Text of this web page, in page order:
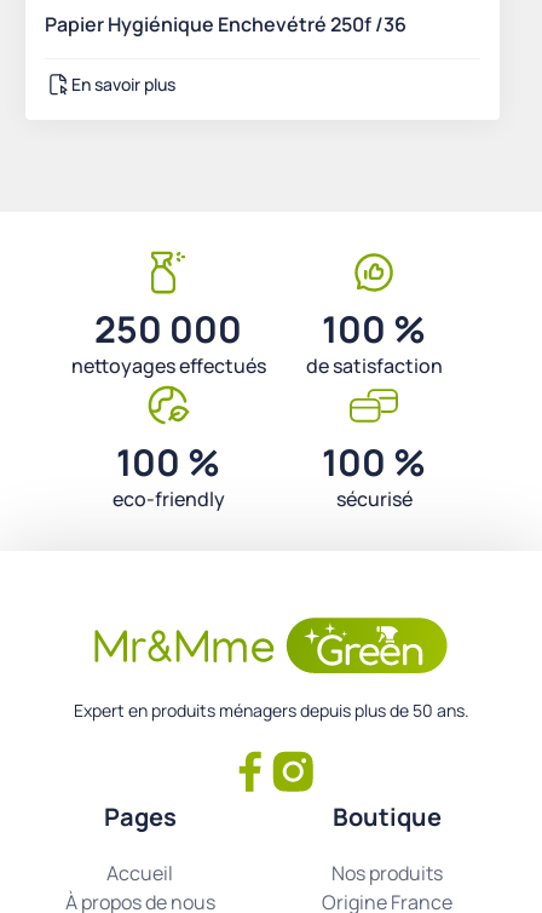
Papier Hygiénique Enchevétré 250f /36
En savoir plus
250 000
nettoyages effectués
100 %
de satisfaction
100 %
eco-friendly
100 %
sécurisé
Expert en produits ménagers depuis plus de 50 ans.
Pages
Accueil
À propos de nous
Boutique
Nos produits
Origine France